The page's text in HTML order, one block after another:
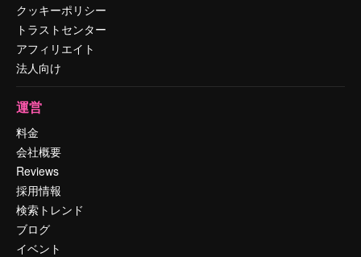
クッキーポリシー
トラストセンター
アフィリエイト
法人向け
運営
料金
会社概要
Reviews
採用情報
検索トレンド
ブログ
イベント